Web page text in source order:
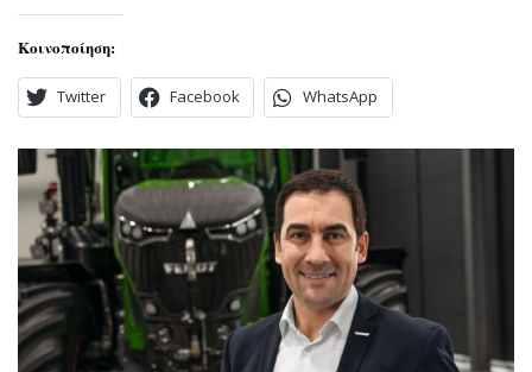
Κοινοποίηση:
Twitter Facebook WhatsApp